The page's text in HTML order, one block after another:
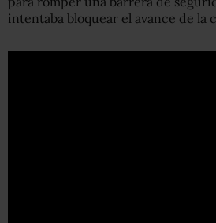
intentaba bloquear el avance de la